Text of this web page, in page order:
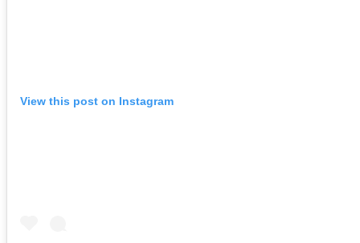
View this post on Instagram